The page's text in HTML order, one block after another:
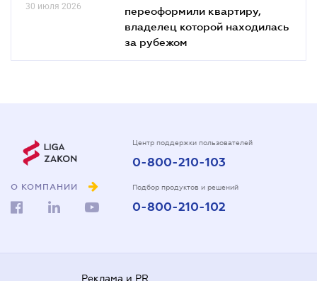
30 июля 2026
переоформили квартиру,
владелец которой находилась
за рубежом
О КОМПАНИИ
Центр поддержки пользователей
0-800-210-103
Подбор продуктов и решений
0-800-210-102
Реклама и PR